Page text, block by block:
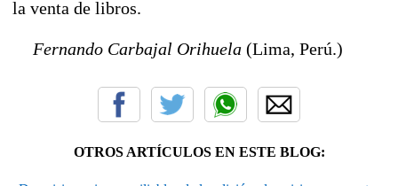
la venta de libros.
Fernando Carbajal Orihuela(Lima, Perú.)
OTROS ARTÍCULOS EN ESTE BLOG: